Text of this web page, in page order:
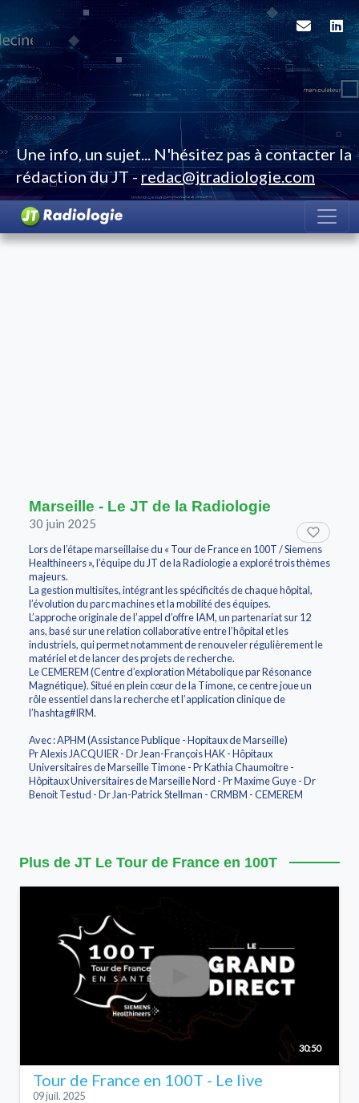
Une info, un sujet... N'hésitez pas à contacter la
rédaction du JT -redac@jtradiologie.com
Marseille - Le JT de la Radiologie
30 juin 2025
Lors de l’étape marseillaise du « Tour de France en 100T / Siemens
Healthineers », l’équipe du JT de la Radiologie a exploré trois thèmes
majeurs.
La gestion multisites, intégrant les spécificités de chaque hôpital,
l’évolution du parc machines et la mobilité des équipes.
L’approche originale de l’appel d’offre IAM, un partenariat sur 12
ans, basé sur une relation collaborative entre l’hôpital et les
industriels, qui permet notamment de renouveler régulièrement le
matériel et de lancer des projets de recherche.
Le CEMEREM (Centre d’exploration Métabolique par Résonance
Magnétique). Situé en plein cœur de la Timone, ce centre joue un
rôle essentiel dans la recherche et l’application clinique de
l’hashtag#IRM.
Avec : APHM (Assistance Publique - Hopitaux de Marseille)
Pr Alexis JACQUIER - Dr Jean-François HAK - Hôpitaux
Universitaires de Marseille Timone - Pr Kathia Chaumoitre -
Hôpitaux Universitaires de Marseille Nord - Pr Maxime Guye - Dr
Benoit Testud - Dr Jan-Patrick Stellman - CRMBM - CEMEREM
Plus de JT Le Tour de France en 100T
30:50
Tour de France en 100T - Le live
09 juil. 2025